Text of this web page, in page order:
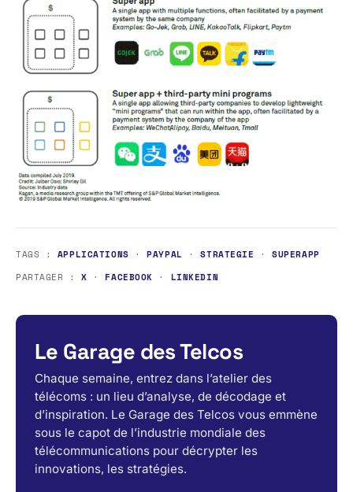
TAGS : APPLICATIONS ·PAYPAL ·STRATEGIE ·SUPERAPP
PARTAGER :X · FACEBOOK · LINKEDIN
Le Garage des Telcos
Chaque semaine, entrez dans l’atelier des
télécoms : un lieu d’analyse, de décodage et
d’inspiration. Le Garage des Telcos vous emmène
sous le capot de l’industrie mondiale des
télécommunications pour décrypter les
innovations, les stratégies.